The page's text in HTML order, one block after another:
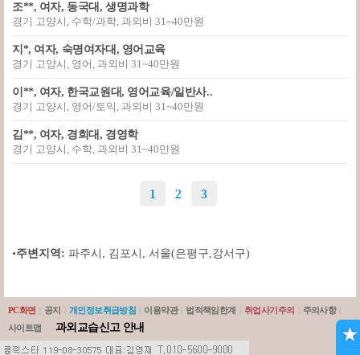
조**, 여자, 동국대, 생명과학
경기 고양시, 수학/과학, 과외비 31~40만원
지*, 여자, 숙명여자대, 영어교육
경기 고양시, 영어, 과외비 31~40만원
이**, 여자, 한국교원대, 영어교육/일반사..
경기 고양시, 영어/토익, 과외비 31~40만원
김**, 여자, 경희대, 경영학
경기 고양시, 수학, 과외비 31~40만원
1 2 3
•주변지역: 파주시 , 김포시 , 서울(은평구,강서구)
PC화면 공지 개인정보취급방침 이용약관 법적책임한계 취업사기주의 주의사항
사이트맵
과외교습신고 안내